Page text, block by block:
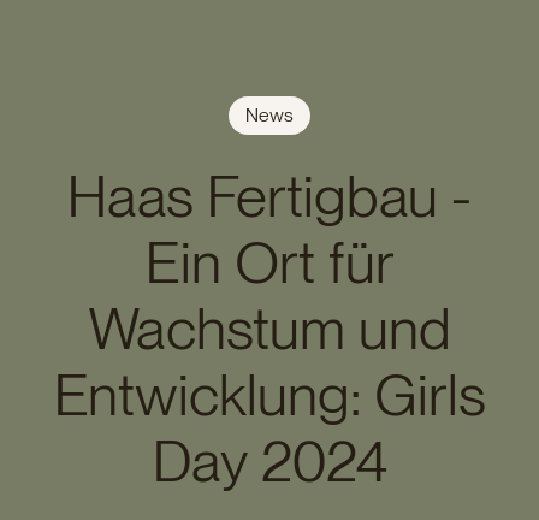
News
Haas Fertigbau -
Ein Ort für
Wachstum und
Entwicklung: Girls
Day 2024